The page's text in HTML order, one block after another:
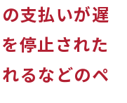
支払いが遅
停止された
るなどのペ